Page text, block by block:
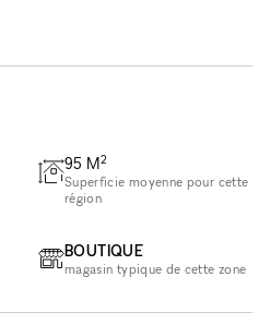
95 M2
Superficie moyenne pour cette
région
BOUTIQUE
magasin typique de cette zone